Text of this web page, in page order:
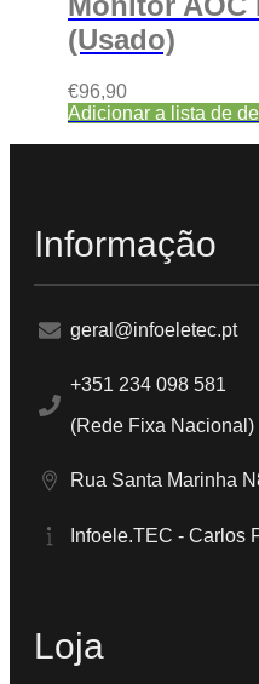
(Usado)
€96,90
Adicionar a lista de
Informação
geral@infoeletec.pt
+351 234 098 581
(Rede Fixa Nacional)
Rua Santa Marinha
Infoele.TEC - Carlos
Loja